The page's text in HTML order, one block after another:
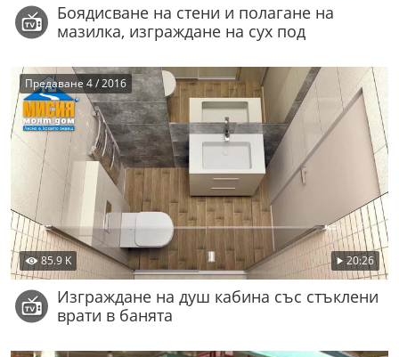
Боядисване на стени и полагане на
мазилка, изграждане на сух под
85.9 K 20:26
Предаване 4 / 2016
Изграждане на душ кабина със стъклени
врати в банята